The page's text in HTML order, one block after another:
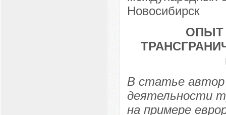
Новосибирск
ОПЫТ
В статье автор
деятельности
на примере